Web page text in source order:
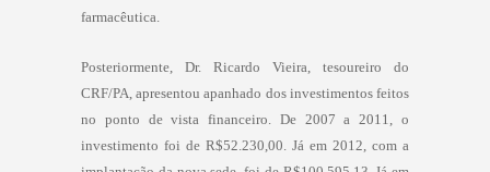
farmacêutica.
Posteriormente, Dr. Ricardo Vieira, tesoureiro do
CRF/PA, apresentou apanhado dos investimentos feitos
no ponto de vista financeiro. De 2007 a 2011, o
investimento foi de R$52.230,00. Já em 2012, com a